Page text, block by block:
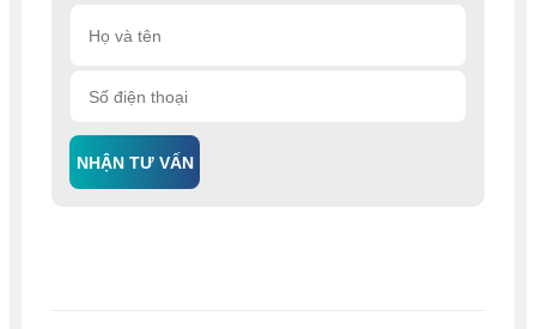
NHẬN TƯ VẤN